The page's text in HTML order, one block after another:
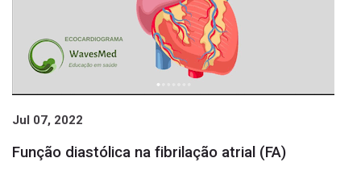
Jul 07, 2022
Função diastólica na fibrilação atrial (FA)